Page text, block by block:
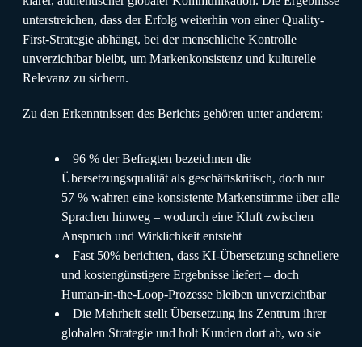
unterstreichen, dass der Erfolg weiterhin von einer Quality-
First-Strategie abhängt, bei der menschliche Kontrolle
unverzichtbar bleibt, um Markenkonsistenz und kulturelle
Relevanz zu sichern.
Zu den Erkenntnissen des Berichts gehören unter anderem:
96 % der Befragten bezeichnen die
Übersetzungsqualität als geschäftskritisch, doch nur
57 % wahren eine konsistente Markenstimme über alle
Sprachen hinweg – wodurch eine Kluft zwischen
Anspruch und Wirklichkeit entsteht
Fast 50% berichten, dass KI-Übersetzung schnellere
und kostengünstigere Ergebnisse liefert – doch
Human-in-the-Loop-Prozesse bleiben unverzichtbar
Die Mehrheit stellt Übersetzung ins Zentrum ihrer
globalen Strategie und holt Kunden dort ab, wo sie